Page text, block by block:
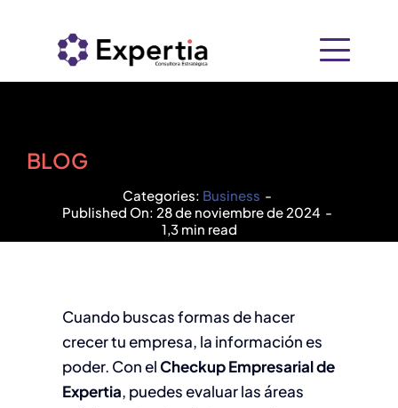
contenido
Nosotros
Soluciones
Tecnología
BLOG
Categories: Business -
Published On: 28 de noviembre de 2024 -
1,3 min read
Cuando buscas formas de hacer
crecer tu empresa, la información es
poder. Con elCheckup Empresarial de
Expertia, puedes evaluar las áreas